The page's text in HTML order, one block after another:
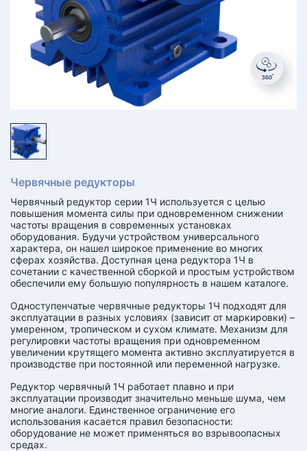
Червячные редукторы
Червячный редуктор серии 1Ч используется с целью
повышения момента силы при одновременном снижении
частоты вращения в современных установках
оборудования. Будучи устройством универсального
характера, он нашел широкое применение во многих
сферах хозяйства. Доступная цена редуктора 1Ч в
сочетании с качественной сборкой и простым устройством
обеспечили ему большую популярность в нашем каталоге.
Одноступенчатые червячные редукторы 1Ч подходят для
эксплуатации в разных условиях (зависит от маркировки) –
умеренном, тропическом и сухом климате. Механизм для
регулировки частоты вращения при одновременном
увеличении крутящего момента активно эксплуатируется в
производстве при постоянной или переменной нагрузке.
Редуктор червячный 1Ч работает плавно и при
эксплуатации производит значительно меньше шума, чем
многие аналоги. Единственное ограничение его
использования касается правил безопасности:
оборудование не может применяться во взрывоопасных
средах.